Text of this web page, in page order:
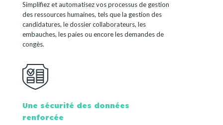
Simplifiez et automatisez vos processus de gestion
des ressources humaines, tels que la gestion des
candidatures, le dossier collaborateurs, les
embauches, les paies ou encore les demandes de
congès.
Une sécurité des données
renforcée